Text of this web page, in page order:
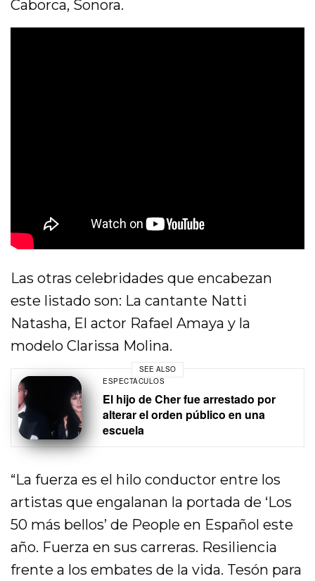
Caborca, Sonora.
Las otras celebridades que encabezan
este listado son: La cantante Natti
Natasha, El actor Rafael Amaya y la
modelo Clarissa Molina.
SEE ALSO
ESPECTÁCULOS
El hijo de Cher fue arrestado por
alterar el orden público en una
escuela
“La fuerza es el hilo conductor entre los
artistas que engalanan la portada de ‘Los
50 más bellos’ de People en Español este
año. Fuerza en sus carreras. Resiliencia
frente a los embates de la vida. Tesón para